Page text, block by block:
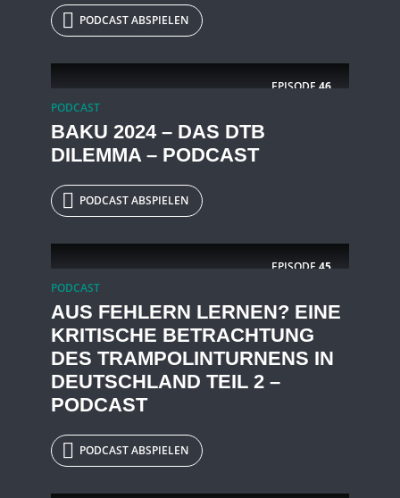
PODCAST ABSPIELEN
EPISODE46
PODCAST
BAKU 2024 – DAS DTB
DILEMMA – PODCAST
PODCAST ABSPIELEN
EPISODE45
PODCAST
AUS FEHLERN LERNEN? EINE
KRITISCHE BETRACHTUNG
DES TRAMPOLINTURNENS IN
DEUTSCHLAND TEIL 2 –
PODCAST
PODCAST ABSPIELEN